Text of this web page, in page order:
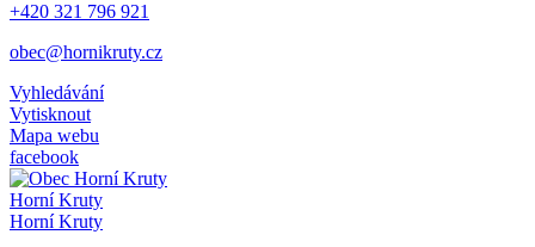
+420 321 796 921
obec@hornikruty.cz
Vyhledávání
Vytisknout
Mapa webu
facebook
Horní Kruty
Horní Kruty